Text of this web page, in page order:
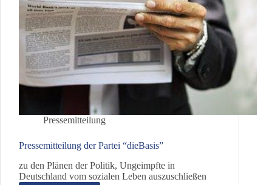
Pressemitteilung
Pressemitteilung der Partei “dieBasis”
zu den Plänen der Politik, Ungeimpfte in
Deutschland vom sozialen Leben auszuschließen